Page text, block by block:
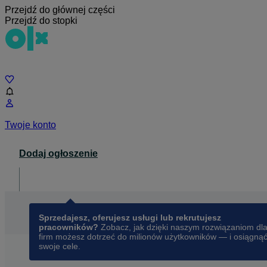
Przejdź do głównej części
Przejdź do stopki
Twoje konto
Dodaj ogłoszenie
Sprzedajesz, oferujesz usługi lub rekrutujesz
pracowników? Zobacz, jak dzięki naszym rozwiązaniom dla
firm możesz dotrzeć do milionów użytkowników — i osiągnąć
swoje cele.